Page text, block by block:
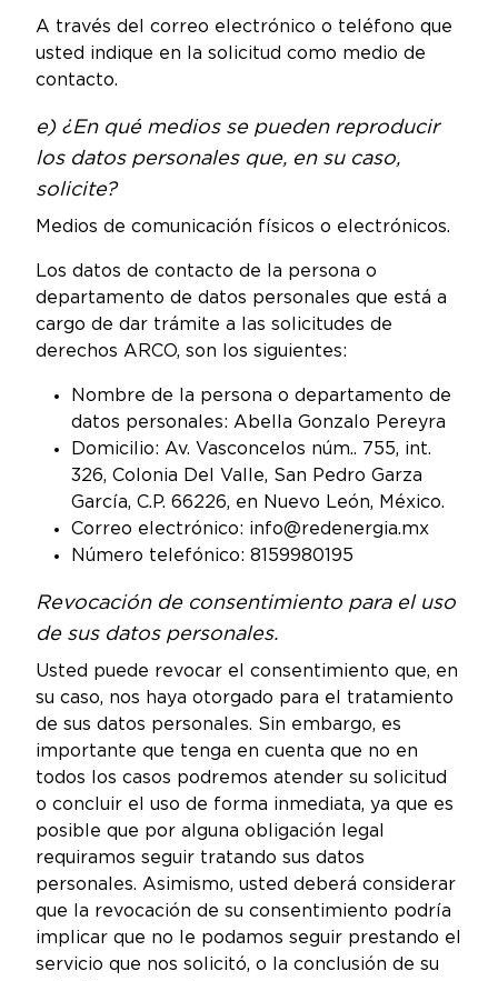
A través del correo electrónico o teléfono que
usted indique en la solicitud como medio de
contacto.
e) ¿En qué medios se pueden reproducir
los datos personales que, en su caso,
solicite?
Medios de comunicación físicos o electrónicos.
Los datos de contacto de la persona o
departamento de datos personales que está a
cargo de dar trámite a las solicitudes de
derechos ARCO, son los siguientes:
Nombre de la persona o departamento de
datos personales: Abella Gonzalo Pereyra
Domicilio: Av. Vasconcelos núm.. 755, int.
326, Colonia Del Valle, San Pedro Garza
García, C.P. 66226, en Nuevo León, México.
Correo electrónico: info@redenergia.mx
Número telefónico: 8159980195
Revocación de consentimiento para el uso
de sus datos personales.
Usted puede revocar el consentimiento que, en
su caso, nos haya otorgado para el tratamiento
de sus datos personales. Sin embargo, es
importante que tenga en cuenta que no en
todos los casos podremos atender su solicitud
o concluir el uso de forma inmediata, ya que es
posible que por alguna obligación legal
requiramos seguir tratando sus datos
personales. Asimismo, usted deberá considerar
que la revocación de su consentimiento podría
implicar que no le podamos seguir prestando el
servicio que nos solicitó, o la conclusión de su